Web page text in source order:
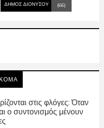
ΔΗΜΟΣ ΔΙΟΝΥΣΟΥ (66)
στις φλόγες: Όταν
ο συντονισμός μένουν